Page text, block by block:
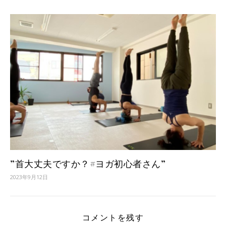
”首大丈夫ですか？#ヨガ初心者さん”
2023年9月12日
コメントを残す